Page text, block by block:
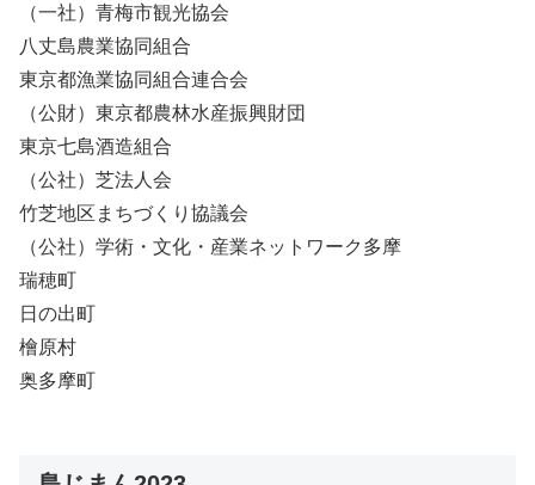
（一社）青梅市観光協会
八丈島農業協同組合
東京都漁業協同組合連合会
（公財）東京都農林水産振興財団
東京七島酒造組合
（公社）芝法人会
竹芝地区まちづくり協議会
（公社）学術・文化・産業ネットワーク多摩
瑞穂町
日の出町
檜原村
奥多摩町